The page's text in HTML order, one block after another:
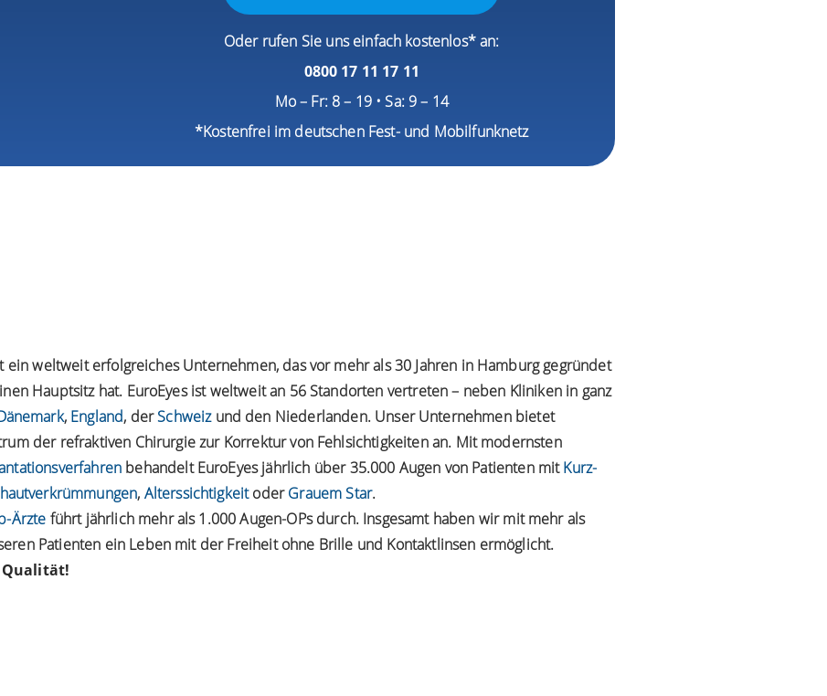
Oder rufen Sie uns einfach kostenlos* an:
0800 17 11 17 11
Mo – Fr: 8 – 19 • Sa: 9 – 14
*Kostenfrei im deutschen Fest- und Mobilfunknetz
ein weltweit erfolgreiches Unternehmen, das vor mehr als 30 Jahren in Hamburg gegründet
Hauptsitz hat. EuroEyes ist weltweit an 56 Standorten vertreten – neben Kliniken in ganz
, England, derSchweizund den Niederlanden. Unser Unternehmen bietet
der refraktiven Chirurgie zur Korrektur von Fehlsichtigkeiten an. Mit modernsten
behandelt EuroEyes jährlich über 35.000 Augen von Patienten mitKurz-
, AlterssichtigkeitoderGrauem Star.
Ärzte führt jährlich mehr als 1.000 Augen-OPs durch. Insgesamt haben wir mit mehr als
Patienten ein Leben mit der Freiheit ohne Brille und Kontaktlinsen ermöglicht.
Qualität!